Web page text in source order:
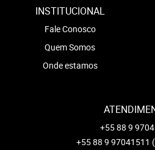
INSTITUCIONAL
Fale Conosco
Quem Somos
Onde estamos
+55 88 9
+55 88 9 97041511